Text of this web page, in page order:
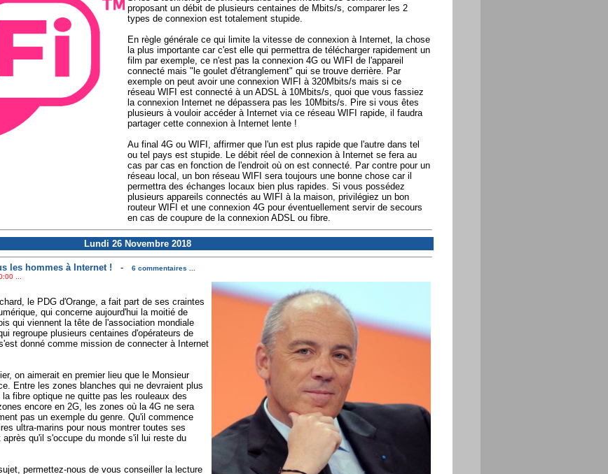
proposant un débit de plusieurs centaines de Mbits/s, comparer les 2
types de connexion est totalement stupide.
En règle générale ce qui limite la vitesse de connexion à Internet, la chose
la plus importante car c'est elle qui permettra de télécharger rapidement un
film par exemple, ce n'est pas la connexion 4G ou WIFI de l'appareil
connecté mais "le goulet d'étranglement" qui se trouve derrière. Par
exemple on peut avoir une connexion WIFI à 320Mbits/s mais si ce
réseau WIFI est connecté à un ADSL à 10Mbits/s, quoi que vous fassiez
la connexion Internet ne dépassera pas les 10Mbits/s. Pire si vous êtes
plusieurs à vouloir accéder à Internet via ce réseau WIFI rapide, il faudra
partager cette connexion à Internet lente !
Au final 4G ou WIFI, affirmer que l'un est plus rapide que l'autre dans tel
ou tel pays est stupide. Le débit réel de connexion à Internet se fera au
cas par cas en fonction de l'endroit où on est connecté. Par contre pour un
réseau local, un bon réseau WIFI sera toujours une bonne chose car il
permettra des échanges locaux bien plus rapides. Si vous possédez
plusieurs appareils connectés au WIFI à la maison, privilégiez un bon
routeur WIFI et une connexion 4G pour éventuellement servir de secours
en cas de coupure de la connexion ADSL ou fibre.
Lundi 26 Novembre 2018
les hommes à Internet ! -
6 commentaires ...
...
le PDG d'Orange, a fait part de ses craintes
qui concerne aujourd'hui la moitié de
qui viennent la tête de l'association mondiale
regroupe plusieurs centaines d'opérateurs de
donné comme mission de connecter à Internet
on aimerait en premier lieu que le Monsieur
Entre les zones blanches qui ne devraient plus
fibre optique ne quitte pas les rouleaux des
encore en 2G, les zones où la 4G ne sera
pas un exemple du genre. Qu'il commence
ultra-marins pour nous montrer toutes ses
qu'il s'occupe du monde s'il lui reste du
permettez-nous de vous conseiller la lecture